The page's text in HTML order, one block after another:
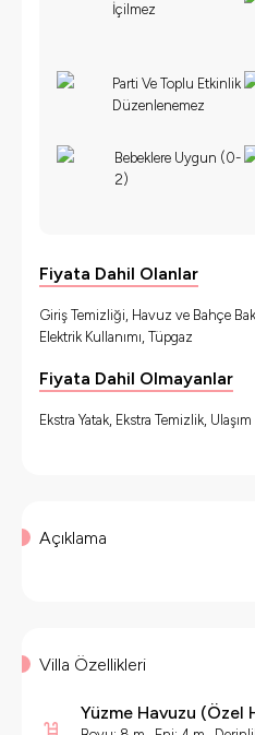
İçilmez
Parti Ve Toplu Etkinlik
Düzenlenemez
Bebeklere Uygun (0-
2)
Fiyata Dahil Olanlar
Giriş Temizliği, Havuz ve Bahçe
Elektrik Kullanımı, Tüpgaz
Fiyata Dahil Olmayanlar
Ekstra Yatak, Ekstra Temizlik,
Açıklama
Villa Özellikleri
Yüzme Havuzu (Özel